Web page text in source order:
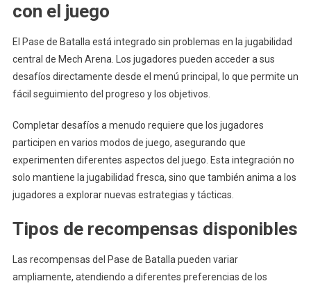
con el juego
El Pase de Batalla está integrado sin problemas en la jugabilidad
central de Mech Arena. Los jugadores pueden acceder a sus
desafíos directamente desde el menú principal, lo que permite un
fácil seguimiento del progreso y los objetivos.
Completar desafíos a menudo requiere que los jugadores
participen en varios modos de juego, asegurando que
experimenten diferentes aspectos del juego. Esta integración no
solo mantiene la jugabilidad fresca, sino que también anima a los
jugadores a explorar nuevas estrategias y tácticas.
Tipos de recompensas disponibles
Las recompensas del Pase de Batalla pueden variar
ampliamente, atendiendo a diferentes preferencias de los